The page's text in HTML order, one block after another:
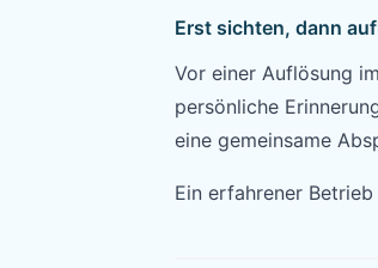
Erst sichten, dann
Vor einer Auflösung
persönliche
eine gemeinsame
Ein erfahrener